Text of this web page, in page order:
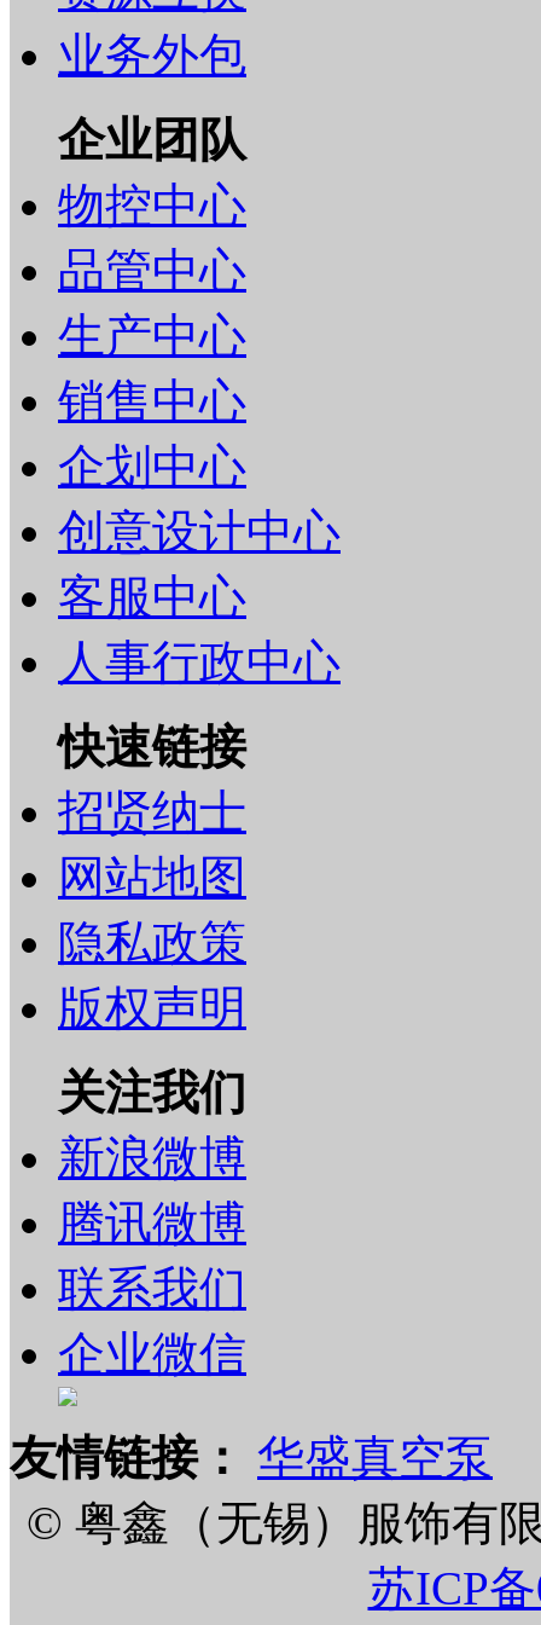
业务外包
企业团队
物控中心
品管中心
生产中心
销售中心
企划中心
创意设计中心
客服中心
人事行政中心
快速链接
招贤纳士
网站地图
隐私政策
版权声明
关注我们
新浪微博
腾讯微博
联系我们
企业微信
友情链接： 华盛真空泵
© 粤鑫（无锡）服饰有
苏ICP